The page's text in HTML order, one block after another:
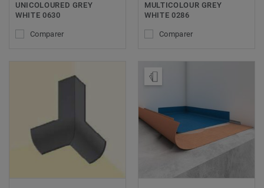
UNICOLOURED GREY
WHITE 0630
Comparer
MULTICOLOUR GREY
WHITE 0286
Comparer